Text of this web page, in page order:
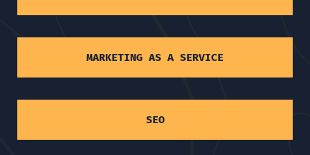
MARKETING AS A SERVICE
SEO